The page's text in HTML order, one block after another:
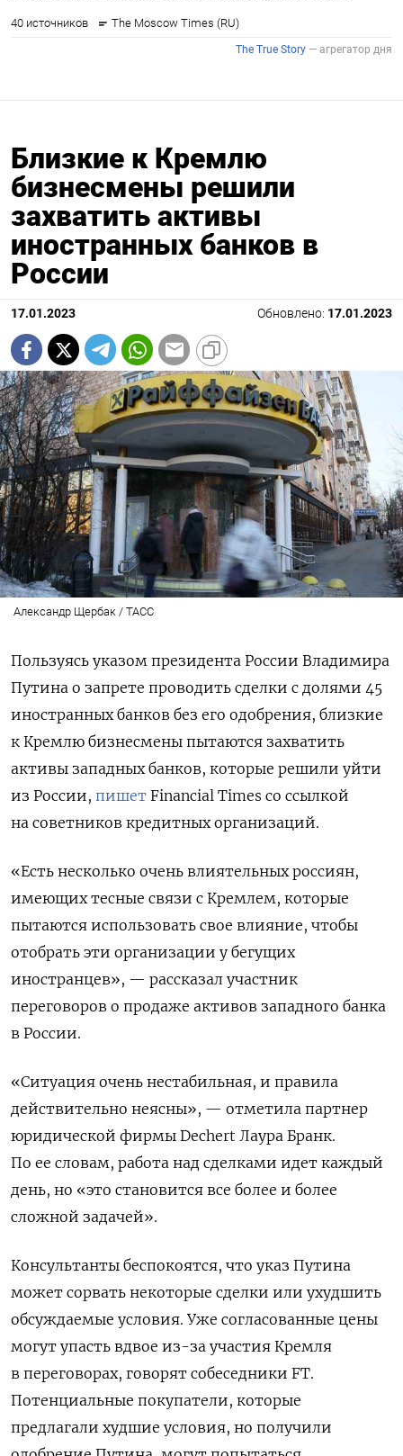
Близкие к Кремлю
бизнесмены решили
захватить активы
иностранных банков в
России
17.01.2023 Обновлено: 17.01.2023
Александр Щербак / ТАСС
Пользуясь указом президента России Владимира
Путина о запрете проводить сделки с долями 45
иностранных банков без его одобрения, близкие
к Кремлю бизнесмены пытаются захватить
активы западных банков, которые решили уйти
из России, пишет Financial Times со ссылкой
на советников кредитных организаций.
«Есть несколько очень влиятельных россиян,
имеющих тесные связи с Кремлем, которые
пытаются использовать свое влияние, чтобы
отобрать эти организации у бегущих
иностранцев», — рассказал участник
переговоров о продаже активов западного банка
в России.
«Ситуация очень нестабильная, и правила
действительно неясны», — отметила партнер
юридической фирмы Dechert Лаура Бранк.
По ее словам, работа над сделками идет каждый
день, но «это становится все более и более
сложной задачей».
Консультанты беспокоятся, что указ Путина
может сорвать некоторые сделки или ухудшить
обсуждаемые условия. Уже согласованные цены
могут упасть вдвое из-за участия Кремля
в переговорах, говорят собеседники FT.
Потенциальные покупатели, которые
предлагали худшие условия, но получили